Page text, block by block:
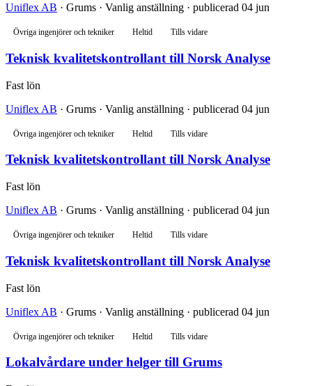
Uniflex AB · Grums · Vanlig anställning · publicerad 04 jun
Övriga ingenjörer och tekniker Heltid Tills vidare
Teknisk kvalitetskontrollant till Norsk Analyse
Fast lön
Uniflex AB · Grums · Vanlig anställning · publicerad 04 jun
Övriga ingenjörer och tekniker Heltid Tills vidare
Teknisk kvalitetskontrollant till Norsk Analyse
Fast lön
Uniflex AB · Grums · Vanlig anställning · publicerad 04 jun
Övriga ingenjörer och tekniker Heltid Tills vidare
Teknisk kvalitetskontrollant till Norsk Analyse
Fast lön
Uniflex AB · Grums · Vanlig anställning · publicerad 04 jun
Övriga ingenjörer och tekniker Heltid Tills vidare
Lokalvårdare under helger till Grums